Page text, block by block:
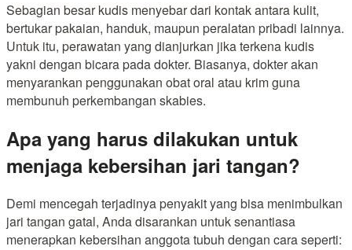
Sebagian besar kudis menyebar dari kontak antara kulit,
bertukar pakaian, handuk, maupun peralatan pribadi lainnya.
Untuk itu, perawatan yang dianjurkan jika terkena kudis
yakni dengan bicara pada dokter. Biasanya, dokter akan
menyarankan penggunakan obat oral atau krim guna
membunuh perkembangan skabies.
Apa yang harus dilakukan untuk
menjaga kebersihan jari tangan?
Demi mencegah terjadinya penyakit yang bisa menimbulkan
jari tangan gatal, Anda disarankan untuk senantiasa
menerapkan kebersihan anggota tubuh dengan cara seperti: